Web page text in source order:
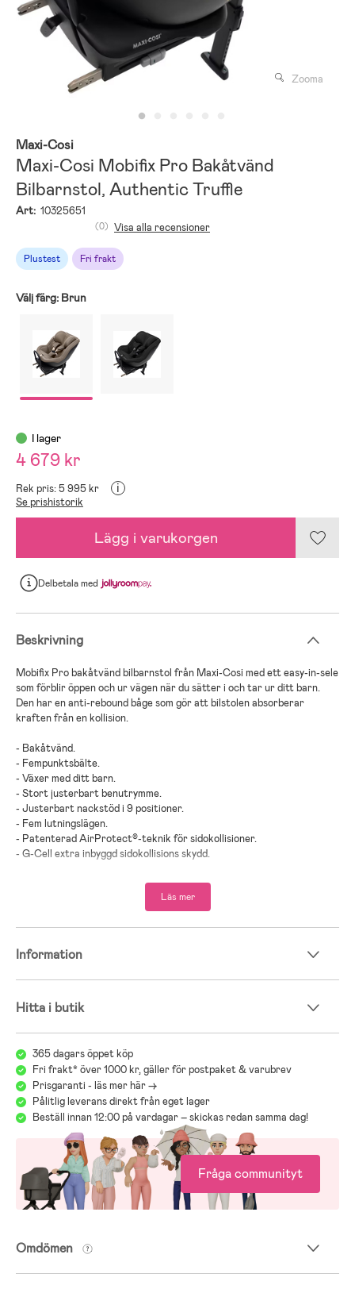
Zooma
Maxi-Cosi
Maxi-Cosi Mobifix Pro Bakåtvänd
Bilbarnstol, Authentic Truffle
Art: 10325651
Plustest Fri frakt
(0) Visa alla recensioner
Välj färg: Brun
I lager
4 679 kr
Rek pris: 5 995 kr i
Se prishistorik
Lägg i varukorgen
Delbetalamed
Beskrivning
Mobifix Pro bakåtvänd bilbarnstol från Maxi-Cosi med ett easy-in-sele
som förblir öppen och ur vägen när du sätter i och tar ur ditt barn.
Den har en anti-rebound båge som gör att bilstolen absorberar
kraften från en kollision.
- Bakåtvänd.
- Fempunktsbälte.
- Växer med ditt barn.
- Stort justerbart benutrymme.
- Justerbart nackstöd i 9 positioner.
- Fem lutningslägen.
- Patenterad AirProtect®-teknik för sidokollisioner.
- G-Cell extra inbyggd sidokollisions skydd.
- Snabb och enkel montering.
- Färgindikatorer visar korrekt installation.
- Plusgodkänd.
- Installation: ISOFIX.
Läs mer
Information
Hitta i butik
365 dagars öppet köp
Fri frakt* över 1000 kr, gäller för postpaket & varubrev
Prisgaranti - läs mer här ->
Pålitlig leverans direkt från eget lager
Beställ innan 12:00 på vardagar – skickas redan samma dag!
Fråga communityt
Omdömen